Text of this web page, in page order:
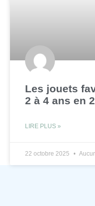
Les jouets
2 à 4 ans en
LIRE PLUS »
22 octobre 2025